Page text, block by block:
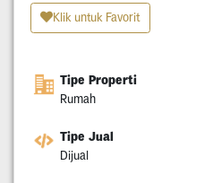
Klik untuk Favorit
Tipe Properti
Rumah
Tipe Jual
Dijual